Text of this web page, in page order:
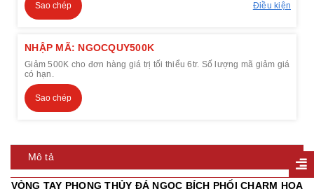
Sao chép Điều kiện
NHẬP MÃ: NGOCQUY500K
Giảm 500K cho đơn hàng giá trị tối thiểu 6tr. Số lượng mã giảm giá
có hạn.
Sao chép
Mô tả
VÒNG TAY PHONG THỦY ĐÁ NGỌC BÍCH PHỐI CHARM HOA